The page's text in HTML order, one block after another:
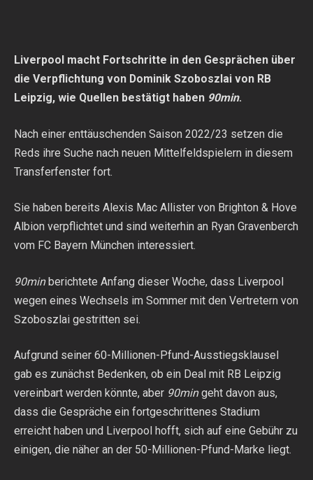
Liverpool macht Fortschritte in den Gesprächen über
die Verpflichtung von Dominik Szoboszlai von RB
Leipzig, wie Quellen bestätigt haben 90min.
Nach einer enttäuschenden Saison 2022/23 setzen die
Reds ihre Suche nach neuen Mittelfeldspielern in diesem
Transferfenster fort.
Sie haben bereits Alexis Mac Allister von Brighton & Hove
Albion verpflichtet und sind weiterhin an Ryan Gravenberch
vom FC Bayern München interessiert.
90minberichtete Anfang dieser Woche, dass Liverpool
wegen eines Wechsels im Sommer mit den Vertretern von
Szoboszlai gestritten sei.
Aufgrund seiner 60-Millionen-Pfund-Ausstiegsklausel
gab es zunächst Bedenken, ob ein Deal mit RB Leipzig
vereinbart werden könnte, aber 90mingeht davon aus,
dass die Gespräche ein fortgeschrittenes Stadium
erreicht haben und Liverpool hofft, sich auf eine Gebühr zu
einigen, die näher an der 50-Millionen-Pfund-Marke liegt.